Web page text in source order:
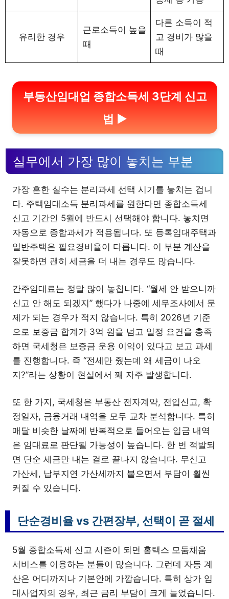
유리한 경우
근로소득이 높을
때
다른 소득이 적
고 경비가 많을
때
부동산임대업 종합소득세 3단계 신고
법 ▶
실무에서 가장 많이 놓치는 부분
가장 흔한 실수는 분리과세 선택 시기를 놓치는 겁니
다. 주택임대소득 분리과세를 원한다면 종합소득세
신고 기간인 5월에 반드시 선택해야 합니다. 놓치면
자동으로 종합과세가 적용됩니다. 또 등록임대주택과
일반주택은 필요경비율이 다릅니다. 이 부분 계산을
잘못하면 괜히 세금을 더 내는 경우도 많습니다.
간주임대료는 정말 많이 놓칩니다. “월세 안 받으니까
신고 안 해도 되겠지” 했다가 나중에 세무조사에서 문
제가 되는 경우가 적지 않습니다. 특히 2026년 기준
으로 보증금 합계가 3억 원을 넘고 일정 요건을 충족
하면 국세청은 보증금 운용 이익이 있다고 보고 과세
를 진행합니다. 즉 “전세만 줬는데 왜 세금이 나오
지?”라는 상황이 현실에서 꽤 자주 발생합니다.
또 한 가지, 국세청은 부동산 전자계약, 전입신고, 확
정일자, 금융거래 내역을 모두 교차 분석합니다. 특히
매달 비슷한 날짜에 반복적으로 들어오는 입금 내역
은 임대료로 판단될 가능성이 높습니다. 한 번 적발되
면 단순 세금만 내는 걸로 끝나지 않습니다. 무신고
가산세, 납부지연 가산세까지 붙으면서 부담이 훨씬
커질 수 있습니다.
단순경비율 vs 간편장부, 선택이 곧 절세
5월 종합소득세 신고 시즌이 되면 홈택스 모둠채움
서비스를 이용하는 분들이 많습니다. 그런데 자동 계
산은 어디까지나 기본안에 가깝습니다. 특히 상가 임
대사업자의 경우, 최근 금리 부담이 크게 늘었습니다.